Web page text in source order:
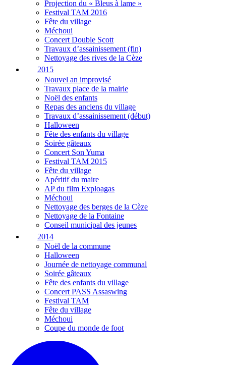
Projection du « Bleus à lame »
Festival TAM 2016
Fête du village
Méchoui
Concert Double Scott
Travaux d’assainissement (fin)
Nettoyage des rives de la Cèze
2015
Nouvel an improvisé
Travaux place de la mairie
Noël des enfants
Repas des anciens du village
Travaux d’assainissement (début)
Halloween
Fête des enfants du village
Soirée gâteaux
Concert Son Yuma
Festival TAM 2015
Fête du village
Apéritif du maire
AP du film Exploagas
Méchoui
Nettoyage des berges de la Cèze
Nettoyage de la Fontaine
Conseil municipal des jeunes
2014
Noël de la commune
Halloween
Journée de nettoyage communal
Soirée gâteaux
Fête des enfants du village
Concert PASS Assaswing
Festival TAM
Fête du village
Méchoui
Coupe du monde de foot